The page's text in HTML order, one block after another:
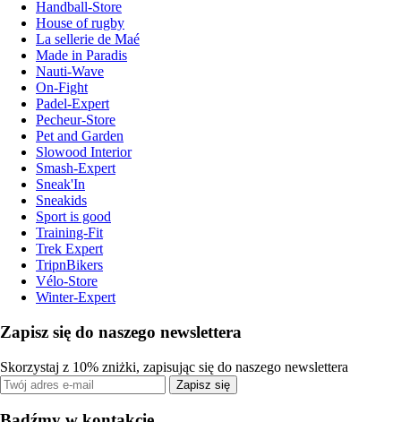
Handball-Store
House of rugby
La sellerie de Maé
Made in Paradis
Nauti-Wave
On-Fight
Padel-Expert
Pecheur-Store
Pet and Garden
Slowood Interior
Smash-Expert
Sneak'In
Sneakids
Sport is good
Training-Fit
Trek Expert
TripnBikers
Vélo-Store
Winter-Expert
Zapisz się do naszego newslettera
Skorzystaj z 10% zniżki, zapisując się do naszego newslettera
Zapisz się